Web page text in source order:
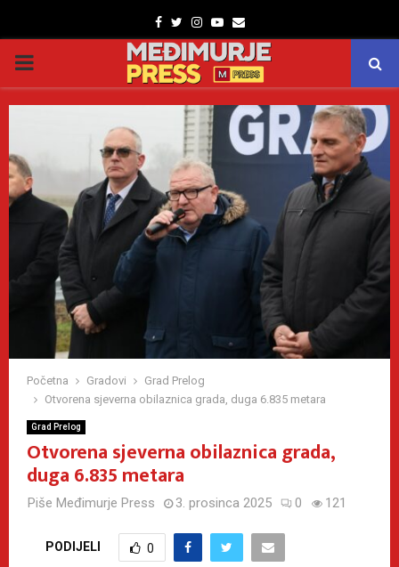
Facebook
TwitterInstagram
Youtube
Email
PRIMARY
MENU
Početna Gradovi
Grad Prelog
Otvorena sjeverna obilaznica grada, duga 6.835 metara
Grad Prelog
Otvorena sjeverna obilaznica grada,
duga 6.835 metara
Piše Međimurje Press 3. prosinca 2025 0 121
PODIJELI 0